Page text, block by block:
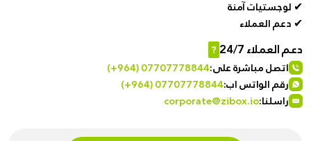
✔ لوجستيات آمنة
✔ دعم العملاء
دعم العملاء 24/7
?
اتصل مباشرة على:(+964) 07707778844
رقم الواتس اب:(+964) 07707778844
راسلنا:corporate@zibox.io